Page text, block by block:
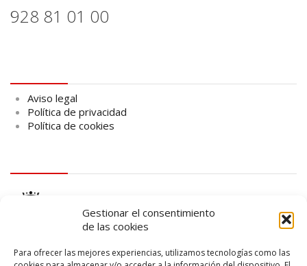
Gestionar el consentimiento
de las cookies
Para ofrecer las mejores experiencias, utilizamos tecnologías como las
928 81 01 00
Aviso legal
Política de privacidad
Política de cookies